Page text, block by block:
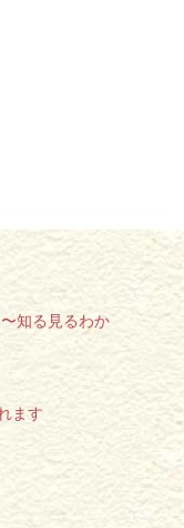
知る見るわか
ます